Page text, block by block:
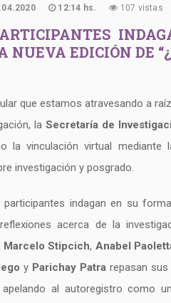
12:14 hs. 107 vistas
NUEVA EDICIÓN DE
que estamos atravesando a
la Secretaría de
la vinculación virtual
investigación y posgrado.
indagan en su
acerca de la
Marcelo Stipcich, Anabel
y Parichay Patrarepasan sus
al autoregistro como